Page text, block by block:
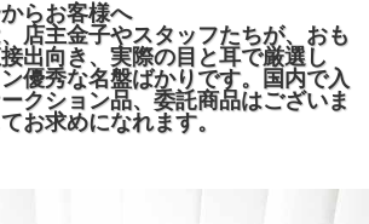
らお客様へ
店主金子やスタッフたちが、おも
出向き、実際の目と耳で厳選し
優秀な名盤ばかりです。国内で入
クション品、委託商品はございま
お求めになれます。